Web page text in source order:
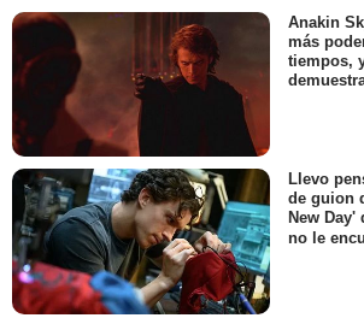
Anakin
más
tiempos,
Llevo
de guion
New
no le